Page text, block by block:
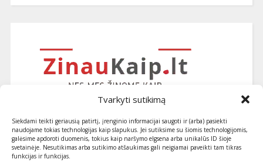
Tvarkyti sutikimą
Siekdami teikti geriausią patirtį, įrenginio informacijai saugoti ir (arba) pasiekti
naudojame tokias technologijas kaip slapukus. Jei sutiksime su šiomis technologijomis,
galėsime apdoroti duomenis, tokius kaip naršymo elgsena arba unikalūs ID šioje
svetainėje. Nesutikimas arba sutikimo atšaukimas gali neigiamai paveikti tam tikras
funkcijas ir funkcijas.